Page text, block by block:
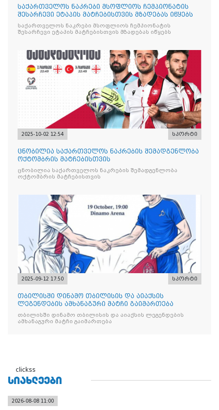
საქართველოს ნაკრები მსოფლიოს ჩემპიონატის
შესარჩევი ეტაპის მატჩებისთვის მზადებას იწყებს
საქართველოს ნაკრები მსოფლიოს ჩემპიონატის
შესარჩევი ეტაპის მატჩებისთვის მზადებას იწყებს
2025-10-02 12:54 სპორტი
ცნობილია საქართველოს ნაკრების შემადგენლობა
ოქტომბრის მატჩებისთვის
ცნობილია საქართველოს ნაკრების შემადგენლობა
ოქტომბრის მატჩებისთვის
2025-09-12 17:50 სპორტი
თბილისში დინამო თბილისის და აიაქსის
ლეგენდების ამხანაგური მატჩი გაიმართება
თბილისში დინამო თბილისის და აიაქსის ლეგენდების
ამხანაგური მატჩი გაიმართება
clickss
ᲡᲘᲐᲮᲚᲔᲔᲑᲘ
2026-08-08 11:00